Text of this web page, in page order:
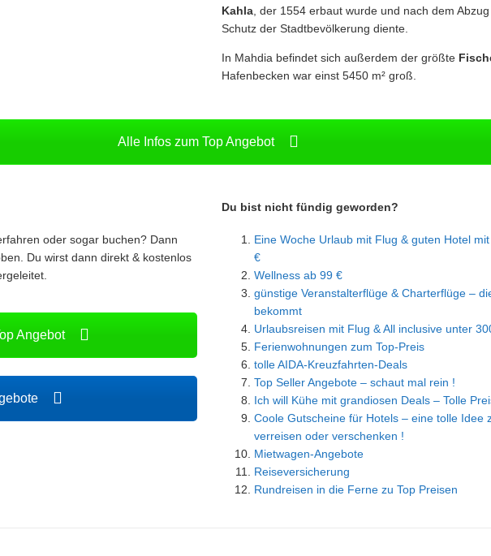
Kahla , der 1554 erbaut wurde und nach dem
Schutz der Stadtbevölkerung diente.
In Mahdia befindet sich außerdem der größte
Hafenbecken war einst 5450 m² groß.
Alle Infos zum Top Angebot
oder sogar buchen? Dann
Du wirst dann direkt & kostenlos
Angebot
Du bist nicht fündig geworden?
Eine Woche Urlaub mit Flug & guten Hotel
€
Wellness ab 99 €
günstige Veranstalterflüge & Charterflüge –
bekommt
Urlaubsreisen mit Flug & All inclusive unter
Ferienwohnungen zum Top-Preis
tolle AIDA-Kreuzfahrten-Deals
Top Seller Angebote – schaut mal rein !
Ich will Kühe mit grandiosen Deals – Tolle
Coole Gutscheine für Hotels – eine tolle Idee
verreisen oder verschenken !
Mietwagen-Angebote
Reiseversicherung
Rundreisen in die Ferne zu Top Preisen